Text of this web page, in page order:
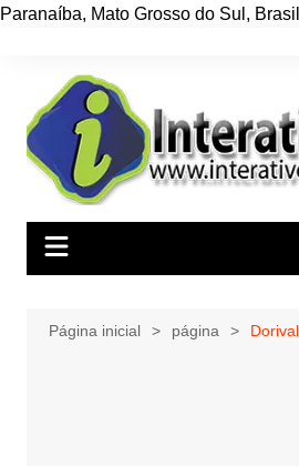
Paranaíba, Mato Grosso do Sul , Brasil
conteúdo
Página inicial página Dorival